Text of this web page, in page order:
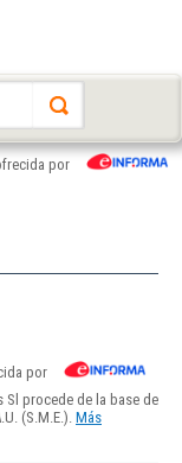
por
por
Sl procede de la base de
(S.M.E.). Más